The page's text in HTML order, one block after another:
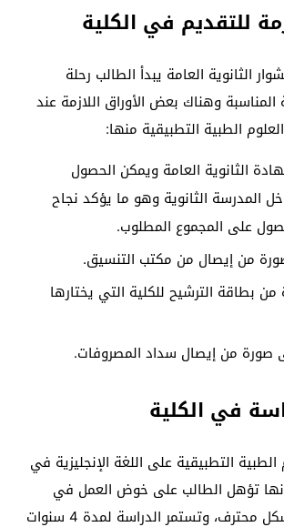
للتقديم في الكلية
الثانوية العامة يبدأ الطالب رحلة
المناسبة وهناك بعض الأوراق اللازمة عند
الطبية التطبيقية منها:
الثانوية العامة ويمكن الحصول
المدرسة الثانوية وهو ما يؤكد نجاح
على المجموع المطلوب.
من إيصال من مكتب التنسيق.
بطاقة الترشيح للكلية التي يختارها
صورة من إيصال سداد المصروفات.
في الكلية
التطبيقية على اللغة الإنجليزية في
تؤهل الطالب على خوض العمل في
مجالات مختلفة بشكل محترف، وتستمر الدراسة لمدة 4 سنوات